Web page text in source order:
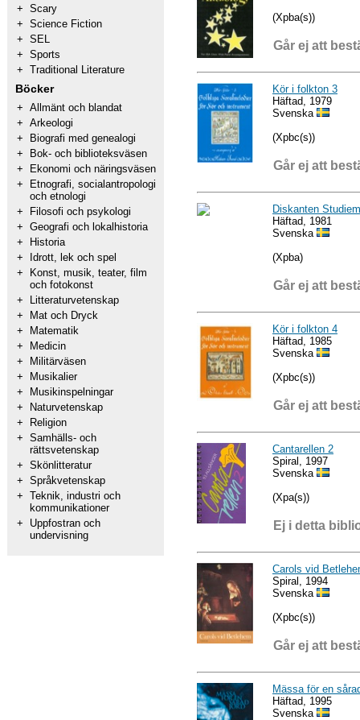
+ Scary
+ Science Fiction
+ SEL
+ Sports
+ Traditional Literature
Böcker
+ Allmänt och blandat
+ Arkeologi
+
Biografi med genealogi
+
Bok- och biblioteksväsen
+
Ekonomi och näringsväsen
+
Etnografi, socialantropologi
och etnologi
+
Filosofi och psykologi
+ Geografi och lokalhistoria
+
Historia
+
Idrott, lek och spel
+
Konst, musik, teater, film
och fotokonst
+
Litteraturvetenskap
+
Mat och Dryck
+
Matematik
+
Medicin
+
Militärväsen
+
Musikalier
+
Musikinspelningar
+
Naturvetenskap
+
Religion
+ Samhälls- och
rättsvetenskap
+ Skönlitteratur
+ Språkvetenskap
+ Teknik, industri och
kommunikationer
+
Uppfostran och
undervisning
(Xpba(s))
Går ej att
Kör i folkton 3
Häftad, 1979
Svenska
(Xpbc(s))
Går ej att
Diskanten
Häftad, 1981
Svenska
(Xpba)
Går ej att
Kör i folkton 4
Häftad, 1985
Svenska
(Xpbc(s))
Går ej att
Cantarellen 2
Spiral, 1997
Svenska
(Xpa(s))
Ej i detta
Carols vid
Spiral, 1994
Svenska
(Xpbc(s))
Går ej att
Mässa för en
Häftad, 1995
Svenska